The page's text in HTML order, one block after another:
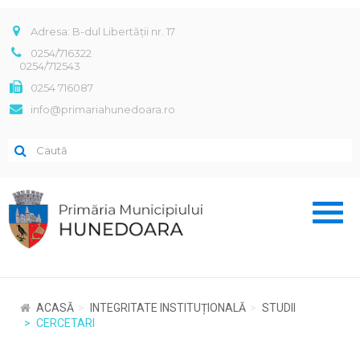
Adresa: B-dul Libertății nr. 17
0254/716322
0254/712543
0254 716087
info@primariahunedoara.ro
ACASĂ INTEGRITATE INSTITUȚIONALĂ
STUDII
CERCETARI